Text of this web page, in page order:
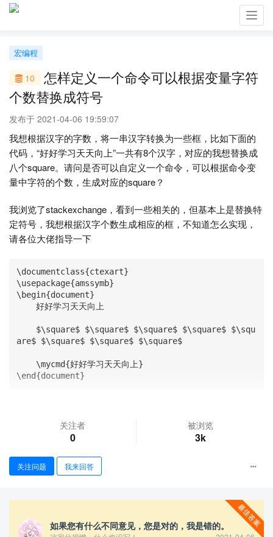
宏编程
10
怎样定义一个命令可以根据变量字符
个数替换成符号
发布于 2021-04-06 19:59:07
我想根据汉字的字数，将一串汉字转换为一些框，比如下面的
代码，“好好学习天天向上”一共有8个汉字，对应的我想替换成
八个square。请问是否可以自定义一个命令，可以根据命令变
量中字符的个数，生成对应的square？
我浏览了stackexchange，看到一些相关的，但基本上是替换特
定符号，我想根据汉字个数生成相应的框，不知道怎么实现，
请各位大佬指导一下
\documentclass{ctexart}
\usepackage{amssymb}
\begin{document}
are$ $\square$ $\square$ $\square$
\end{document}
关注者
0
被浏览
3k
关注问题 我来回答
如果您有什么不同意见，您是对的，我是错的。